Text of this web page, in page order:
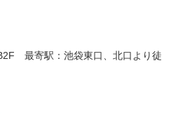
最寄駅：池袋東口、北口より徒